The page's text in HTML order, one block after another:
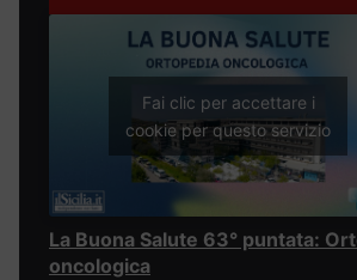
Fai clic per accettare i
cookie per questo servizio
La Buona Salute 63° puntata:
oncologica